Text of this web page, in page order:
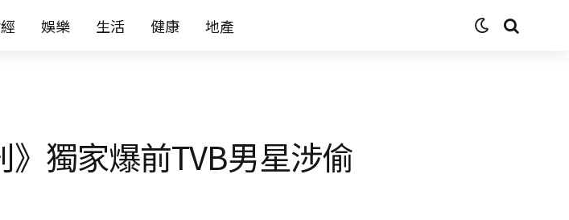
娛樂 生活 健康 地產
獨家爆前TVB男星涉偷